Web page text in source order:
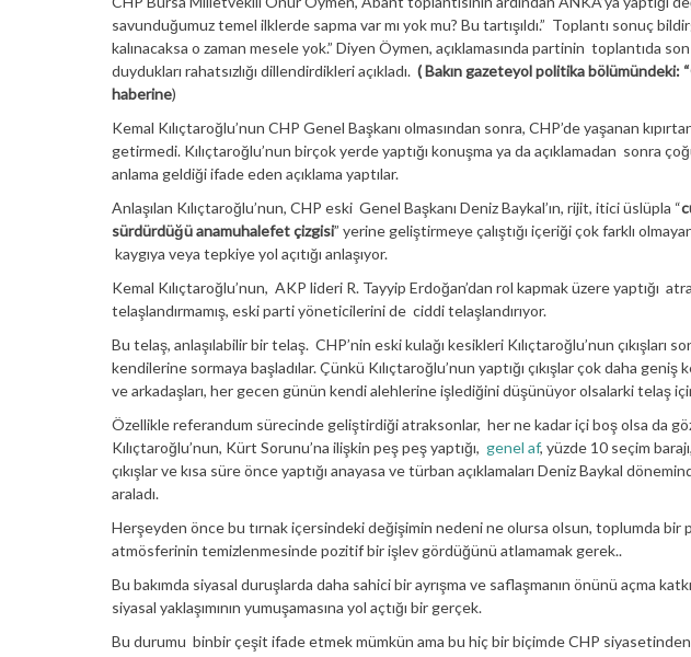
savunduğumuz temel ilklerde sapma var mı yok mu? Bu tartışıldı.” Toplantı sonuç
kalınacaksa o zaman mesele yok.” Diyen Öymen, açıklamasında partinin toplantıda
duydukları rahatsızlığı dillendirdikleri açıkladı. ( Bakın gazeteyol politika bölümündeki:
haberine)
Kemal Kılıçtaroğlu’nun CHP Genel Başkanı olmasından sonra, CHP’de yaşanan
getirmedi. Kılıçtaroğlu’nun birçok yerde yaptığı konuşma ya da açıklamadan sonra
anlama geldiği ifade eden açıklama yaptılar.
Anlaşılan Kılıçtaroğlu’nun, CHP eski Genel Başkanı Deniz Baykal’ın, rijit, itici üslüpla “
sürdürdüğü anamuhalefet çizgisi” yerine geliştirmeye çalıştığı içeriği çok farklı
kaygıya veya tepkiye yol açıtığı anlaşıyor.
Kemal Kılıçtaroğlu’nun, AKP lideri R. Tayyip Erdoğan’dan rol kapmak üzere yaptığı
telaşlandırmamış, eski parti yöneticilerini de ciddi telaşlandırıyor.
Bu telaş, anlaşılabilir bir telaş. CHP’nin eski kulağı kesikleri Kılıçtaroğlu’nun çıkışları
kendilerine sormaya başladılar. Çünkü Kılıçtaroğlu’nun yaptığı çıkışlar çok daha
ve arkadaşları, her gecen günün kendi alehlerine işlediğini düşünüyor olsalarki telaş
Özellikle referandum sürecinde geliştirdiği atraksonlar, her ne kadar içi boş olsa da
Kılıçtaroğlu’nun, Kürt Sorunu’na ilişkin peş peş yaptığı, genel af, yüzde 10 seçim
çıkışlar ve kısa süre önce yaptığı anayasa ve türban açıklamaları Deniz Baykal
araladı.
Herşeyden önce bu tırnak içersindeki değişimin nedeni ne olursa olsun, toplumda bir
atmösferinin temizlenmesinde pozitif bir işlev gördüğünü atlamamak gerek..
Bu bakımda siyasal duruşlarda daha sahici bir ayrışma ve saflaşmanın önünü açma
siyasal yaklaşımının yumuşamasına yol açtığı bir gerçek.
Bu durumu binbir çeşit ifade etmek mümkün ama bu hiç bir biçimde CHP